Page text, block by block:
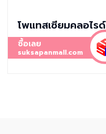
โพแทสเซียมคลอไรด์
ซื้อเลย
suksapanmall.com